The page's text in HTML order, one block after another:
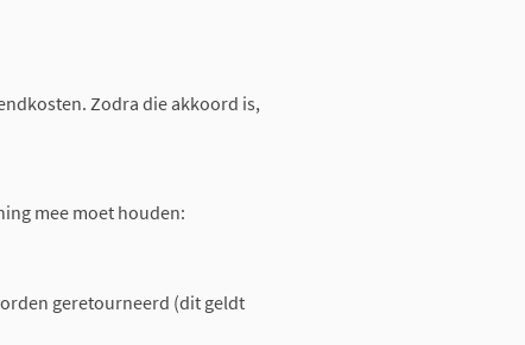
Zodra die akkoord is,
mee moet houden:
geretourneerd (dit geldt